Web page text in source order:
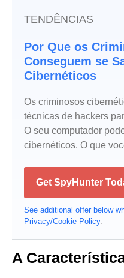
TENDÊNCIAS
Por Que os
Conseguem se
Cibernéticos
Os criminosos
técnicas de hackers
O seu computador
cibernéticos. O que
Get SpyHunter
See additional offer below
Privacy/Cookie Policy.
A